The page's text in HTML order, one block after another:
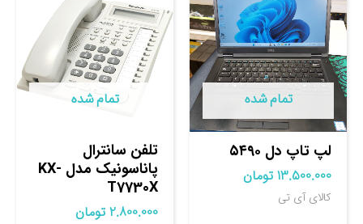
تمام شده
لپ تاپ دل ۵۴۹۰
13.500.000 تومان
کالای آی تی
تمام شده
تلفن سانترال
پاناسونیک مدل KX-
T7730X
2.800.000 تومان